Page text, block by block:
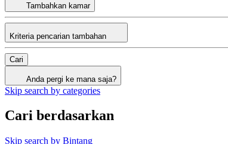
Tambahkan kamar
Kriteria pencarian tambahan
Cari
Anda pergi ke mana saja?
Skip search by categories
Cari berdasarkan
Skip search by Bintang